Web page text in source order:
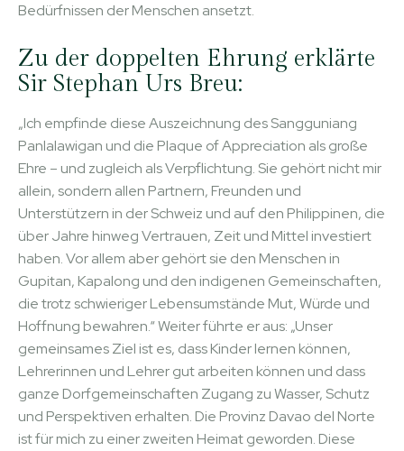
Bedürfnissen der Menschen ansetzt.
Zu der doppelten Ehrung erklärte
Sir Stephan Urs Breu:
„Ich empfinde diese Auszeichnung des Sangguniang
Panlalawigan und die Plaque of Appreciation als große
Ehre – und zugleich als Verpflichtung. Sie gehört nicht mir
allein, sondern allen Partnern, Freunden und
Unterstützern in der Schweiz und auf den Philippinen, die
über Jahre hinweg Vertrauen, Zeit und Mittel investiert
haben. Vor allem aber gehört sie den Menschen in
Gupitan, Kapalong und den indigenen Gemeinschaften,
die trotz schwieriger Lebensumstände Mut, Würde und
Hoffnung bewahren.“ Weiter führte er aus: „Unser
gemeinsames Ziel ist es, dass Kinder lernen können,
Lehrerinnen und Lehrer gut arbeiten können und dass
ganze Dorfgemeinschaften Zugang zu Wasser, Schutz
und Perspektiven erhalten. Die Provinz Davao del Norte
ist für mich zu einer zweiten Heimat geworden. Diese